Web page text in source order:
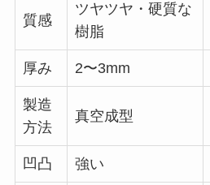
質感
ツヤツヤ・硬質な
樹脂
厚み 2〜3mm
製造
方法
真空成型
凹凸 強い